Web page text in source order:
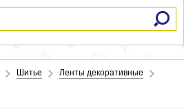
Шитье Ленты декоративные